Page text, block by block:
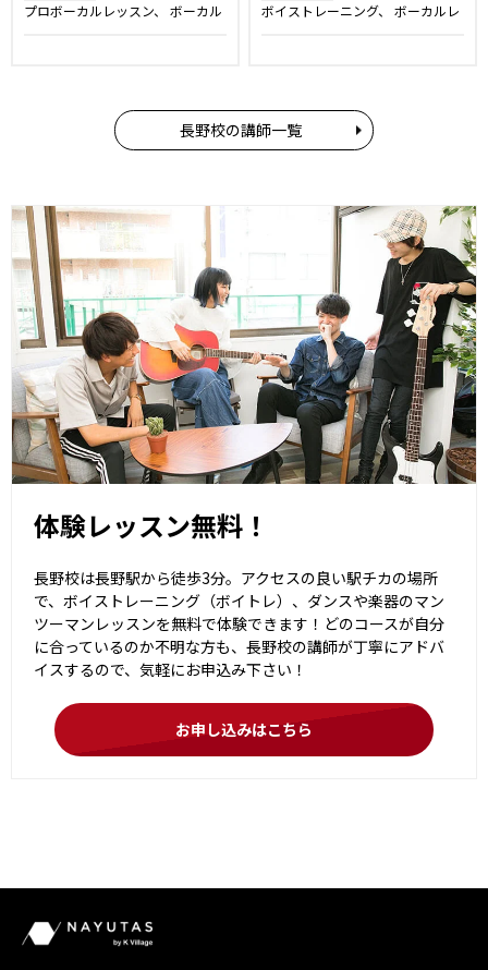
プロボーカルレッスン
ボーカル
ボイストレーニング
ボーカルレ
長野校の講師一覧
体験レッスン無料！
長野校は長野駅から徒歩3分。アクセスの良い駅チカの場所
で、ボイストレーニング（ボイトレ）、ダンスや楽器のマン
ツーマンレッスンを無料で体験できます！どのコースが自分
に合っているのか不明な方も、長野校の講師が丁寧にアドバ
イスするので、気軽にお申込み下さい！
お申し込みはこちら